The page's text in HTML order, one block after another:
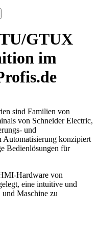
GTUX
im
sind Familien von
von Schneider Electric,
und
Automatisierung konzipiert
Bedienlösungen für
Hardware von
eine intuitive und
Maschine zu